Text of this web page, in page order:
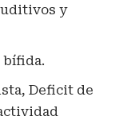
y
bífida.
Deficit de